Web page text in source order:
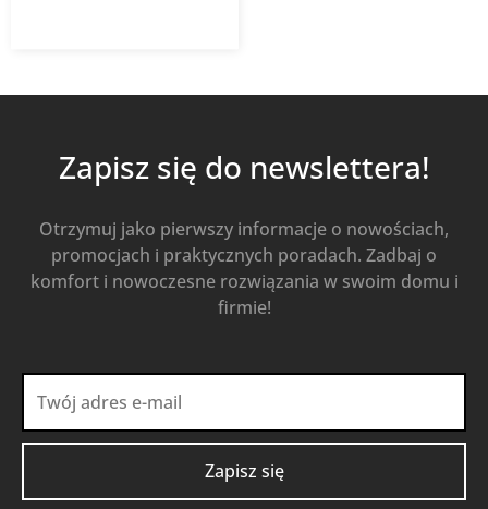
Zapisz się do newslettera!
Otrzymuj jako pierwszy informacje o nowościach,
promocjach i praktycznych poradach. Zadbaj o
komfort i nowoczesne rozwiązania w swoim domu i
firmie!